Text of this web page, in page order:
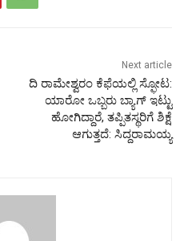
Next article
ದಿ ರಾಮೇಶ್ವರಂ ಕೆಫೆಯಲ್ಲಿ ಸ್ಫೋಟ:
ಯಾರೋ ಒಬ್ಬರು ಬ್ಯಾಗ್ ಇಟ್ಟು
ಹೋಗಿದ್ದಾರೆ, ತಪ್ಪಿತಸ್ಥರಿಗೆ ಶಿಕ್ಷೆ
ಆಗುತ್ತದೆ: ಸಿದ್ದರಾಮಯ್ಯ